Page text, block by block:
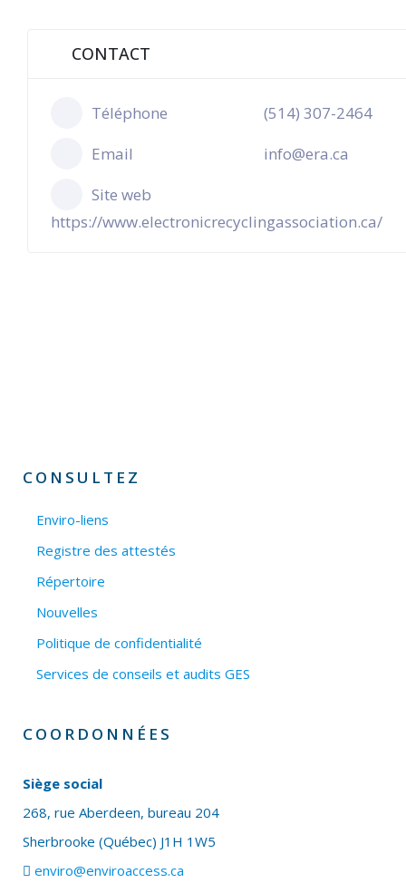
CONTACT
Téléphone
(514) 307-2464
Email
info@era.ca
Site web
https://www.electronicrecyclingassociation.ca/
CONSULTEZ
Enviro-liens
Registre des attestés
Répertoire
Nouvelles
Politique de confidentialité
Services de conseils et audits GES
COORDONNÉES
Siège social
268, rue Aberdeen, bureau 204
Sherbrooke (Québec) J1H 1W5
enviro@enviroaccess.ca